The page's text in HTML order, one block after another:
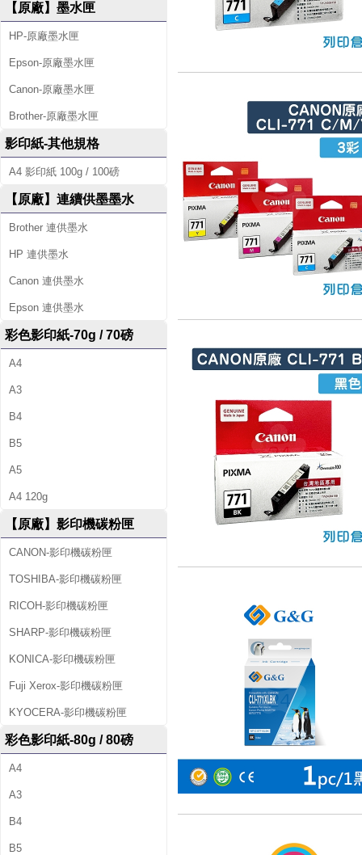
【原廠】墨水匣
HP-原廠墨水匣
Epson-原廠墨水匣
Canon-原廠墨水匣
Brother-原廠墨水匣
影印紙-其他規格
A4 影印紙 100g / 100磅
【原廠】連續供墨墨水
Brother 連供墨水
HP 連供墨水
Canon 連供墨水
Epson 連供墨水
彩色影印紙-70g / 70磅
A4
A3
B4
B5
A5
A4 120g
【原廠】影印機碳粉匣
CANON-影印機碳粉匣
TOSHIBA-影印機碳粉匣
RICOH-影印機碳粉匣
SHARP-影印機碳粉匣
KONICA-影印機碳粉匣
Fuji Xerox-影印機碳粉匣
KYOCERA-影印機碳粉匣
彩色影印紙-80g / 80磅
A4
A3
B4
B5